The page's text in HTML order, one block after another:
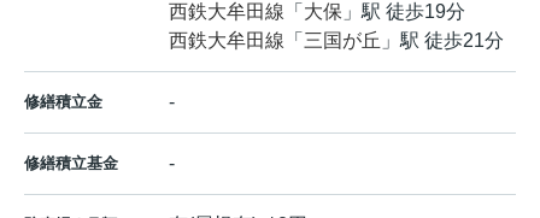
西鉄大牟田線 「 大保 」駅 徒歩19分
西鉄大牟田線 「 三国が丘 」駅 徒歩21分
修繕積立金 -
修繕積立基金 -